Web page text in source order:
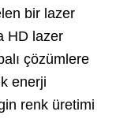
bir lazer
HD lazer
çözümlere
enerji
renk üretimi